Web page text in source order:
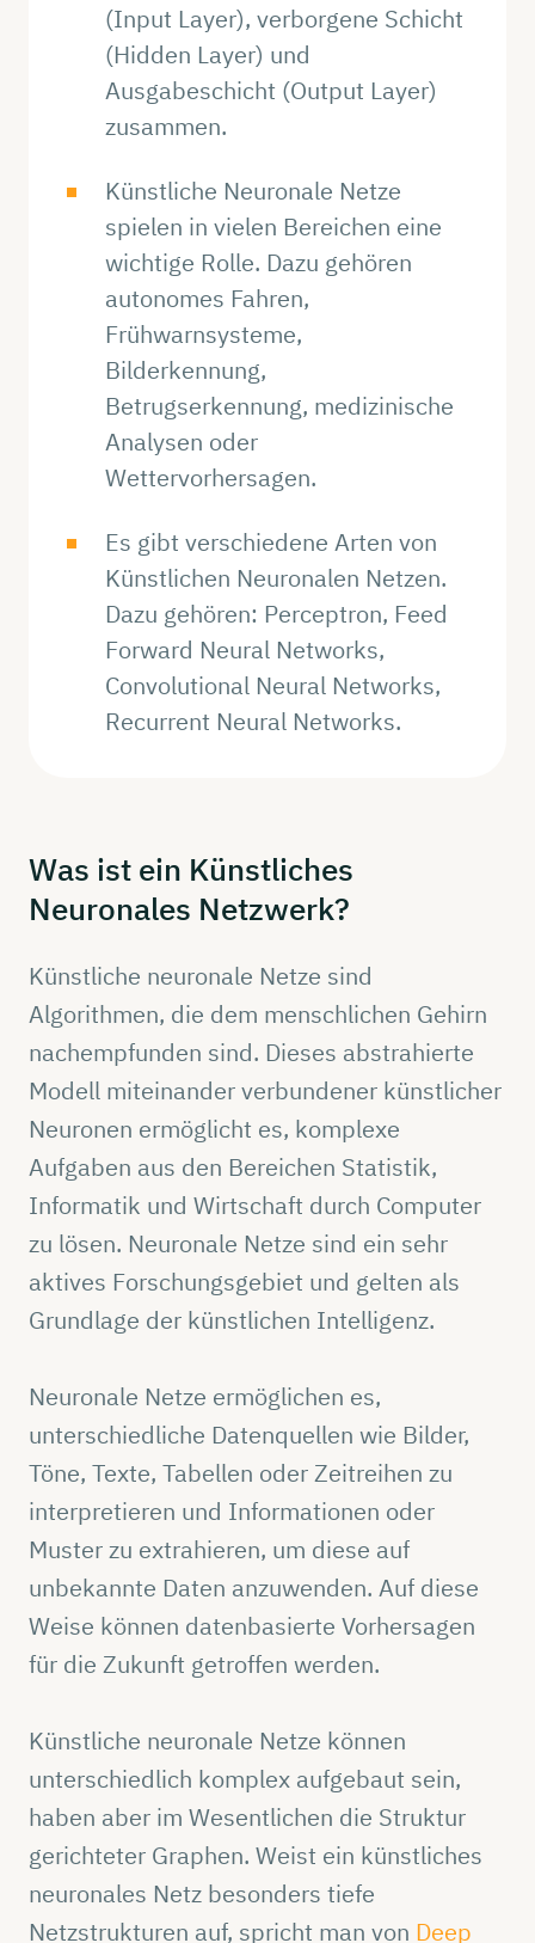
(Input Layer), verborgene Schicht
(Hidden Layer) und
Ausgabeschicht (Output Layer)
zusammen.
Künstliche Neuronale Netze
spielen in vielen Bereichen eine
wichtige Rolle. Dazu gehören
autonomes Fahren,
Frühwarnsysteme,
Bilderkennung,
Betrugserkennung, medizinische
Analysen oder
Wettervorhersagen.
Es gibt verschiedene Arten von
Künstlichen Neuronalen Netzen.
Dazu gehören: Perceptron, Feed
Forward Neural Networks,
Convolutional Neural Networks,
Recurrent Neural Networks.
Was ist ein Künstliches
Neuronales Netzwerk?
Künstliche neuronale Netze sind
Algorithmen, die dem menschlichen Gehirn
nachempfunden sind. Dieses abstrahierte
Modell miteinander verbundener künstlicher
Neuronen ermöglicht es, komplexe
Aufgaben aus den Bereichen Statistik,
Informatik und Wirtschaft durch Computer
zu lösen. Neuronale Netze sind ein sehr
aktives Forschungsgebiet und gelten als
Grundlage der künstlichen Intelligenz.
Neuronale Netze ermöglichen es,
unterschiedliche Datenquellen wie Bilder,
Töne, Texte, Tabellen oder Zeitreihen zu
interpretieren und Informationen oder
Muster zu extrahieren, um diese auf
unbekannte Daten anzuwenden. Auf diese
Weise können datenbasierte Vorhersagen
für die Zukunft getroffen werden.
Künstliche neuronale Netze können
unterschiedlich komplex aufgebaut sein,
haben aber im Wesentlichen die Struktur
gerichteter Graphen. Weist ein künstliches
neuronales Netz besonders tiefe
Netzstrukturen auf, spricht man von Deep